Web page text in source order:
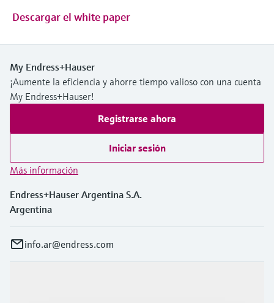
Descargar el white paper
My Endress+Hauser
¡Aumente la eficiencia y ahorre tiempo valioso con una cuenta
My Endress+Hauser!
Registrarse ahora
Iniciar sesión
Más información
Endress+Hauser Argentina S.A.
Argentina
info.ar@endress.com